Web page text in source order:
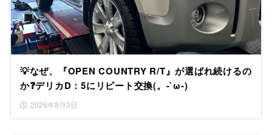
💡なぜ、『OPEN COUNTRY R/T』が選ばれ続けるの
か❓デリカD：5にリピート交換(。-`ω-)
2026年8月3日